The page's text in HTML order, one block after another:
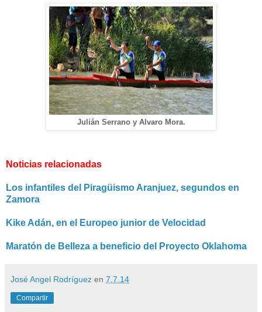
Julián Serrano y Alvaro Mora.
Noticias relacionadas
Los infantiles del Piragüismo Aranjuez, segundos en
Zamora
Kike Adán, en el Europeo junior de Velocidad
Maratón de Belleza a beneficio del Proyecto Oklahoma
José Angel Rodríguez en 7.7.14
Compartir